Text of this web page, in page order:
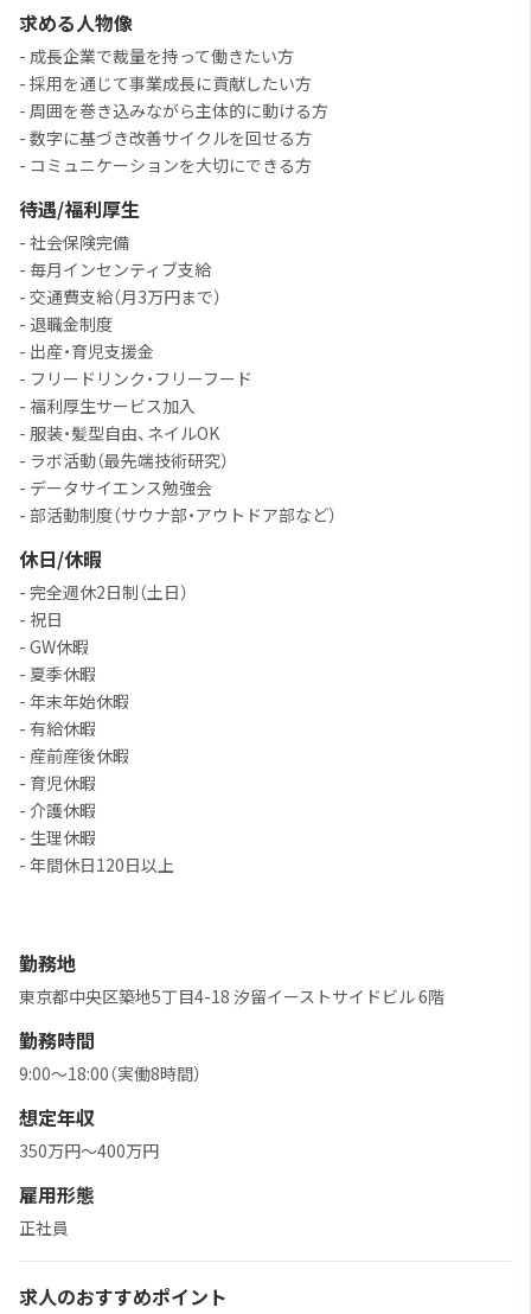
求める人物像
- 成長企業で裁量を持って働きたい方
- 採用を通じて事業成長に貢献したい方
- 周囲を巻き込みながら主体的に動ける方
- 数字に基づき改善サイクルを回せる方
- コミュニケーションを大切にできる方
待遇/福利厚生
- 社会保険完備
- 毎月インセンティブ支給
- 交通費支給（月3万円まで）
- 退職金制度
- 出産・育児支援金
- フリードリンク・フリーフード
- 福利厚生サービス加入
- 服装・髪型自由、ネイルOK
- ラボ活動（最先端技術研究）
- データサイエンス勉強会
- 部活動制度（サウナ部・アウトドア部など）
休日/休暇
- 完全週休2日制（土日）
- 祝日
- GW休暇
- 夏季休暇
- 年末年始休暇
- 有給休暇
- 産前産後休暇
- 育児休暇
- 介護休暇
- 生理休暇
- 年間休日120日以上
勤務地
東京都中央区築地5丁目4-18 汐留イーストサイドビル 6階
勤務時間
9:00〜18:00（実働8時間）
想定年収
350万円〜400万円
雇用形態
正社員
求人のおすすめポイント